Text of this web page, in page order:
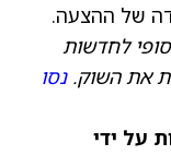
לחדשות
את השוק.נסו
על ידי